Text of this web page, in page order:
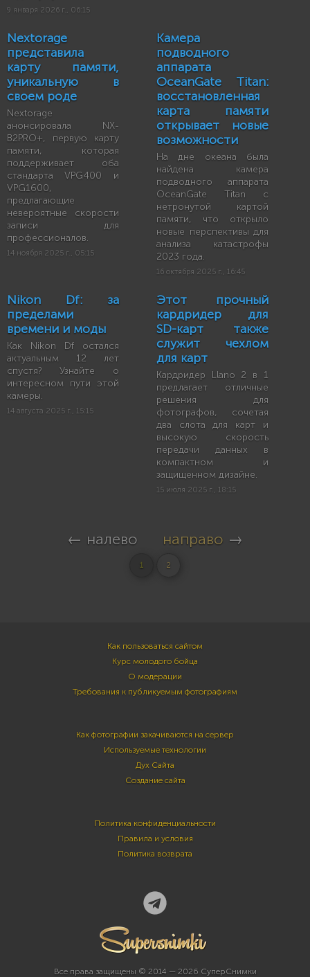
9 января 2026 г., 06:15
Nextorage
представила
карту памяти,
уникальную в
своем роде
Nextorage
анонсировала NX-
B2PRO+, первую карту
памяти, которая
поддерживает оба
стандарта VPG400 и
VPG1600,
предлагающие
невероятные скорости
записи для
профессионалов.
14 ноября 2025 г., 05:15
Камера
подводного
аппарата
OceanGate Titan:
восстановленная
карта памяти
открывает новые
возможности
На дне океана была
найдена камера
подводного аппарата
OceanGate Titan с
нетронутой картой
памяти, что открыло
новые перспективы для
анализа катастрофы
2023 года.
16 октября 2025 г., 16:45
Nikon Df: за
пределами
времени и моды
Как Nikon Df остался
актуальным 12 лет
спустя? Узнайте о
интересном пути этой
камеры.
14 августа 2025 г., 15:15
Этот прочный
кардридер для
SD-карт также
служит чехлом
для карт
Кардридер Llano 2 в 1
предлагает отличные
решения для
фотографов, сочетая
два слота для карт и
высокую скорость
передачи данных в
компактном и
защищенном дизайне.
15 июля 2025 г., 18:15
← налево направо →
1 2
Как пользоваться сайтом
Курс молодого бойца
О модерации
Требования к публикуемым фотографиям
Как фотографии закачиваются на сервер
Используемые технологии
Дух Сайта
Создание сайта
Политика конфиденциальности
Правила и условия
Политика возврата
Все права защищены © 2014 — 2026 СуперСнимки